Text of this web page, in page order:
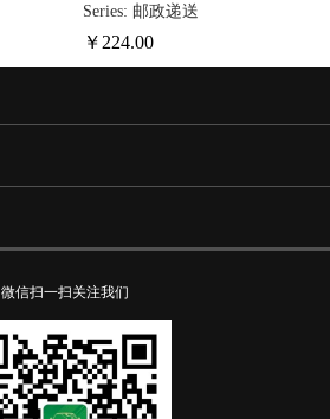
Series: 邮政递送
￥ 224.00
微信扫一扫关注我们